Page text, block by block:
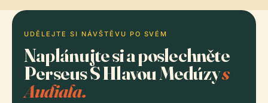
UDĚLEJTE SI NÁVŠTĚVU PO SVÉM
Naplánujte si a poslechněte
Perseus S Hlavou Medúzys
Audiala.